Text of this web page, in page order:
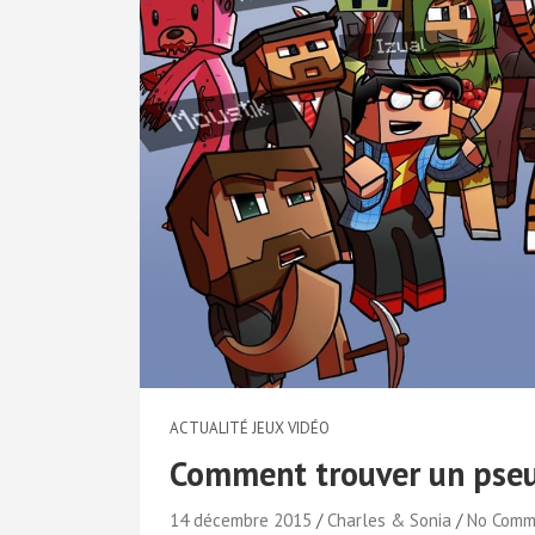
ACTUALITÉ JEUX VIDÉO
Comment trouver un
14 décembre 2015 Charles & Sonia
No